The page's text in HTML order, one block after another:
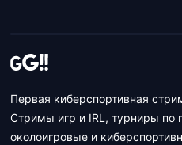
Первая киберспортивная
Стримы игр и IRL, турниры по
околоигровые и